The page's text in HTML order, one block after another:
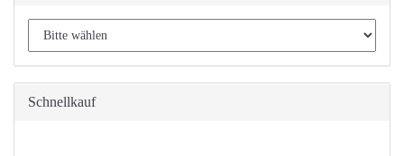
Schnellkauf